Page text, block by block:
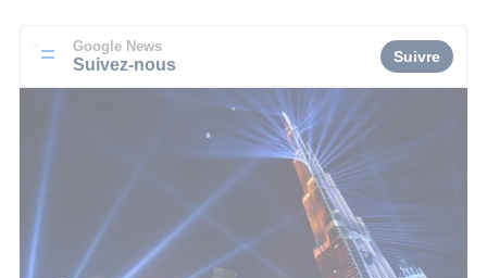
Google News
Suivez-nous Suivre